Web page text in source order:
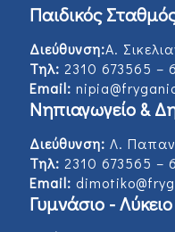
Παιδικός
Διεύθυνση:Α.
Τηλ: 2310 673565 –
Email:
Νηπιαγωγείο &
Διεύθυνση: Λ.
Τηλ: 2310 673565 –
Email:
Γυμνάσιο - Λύκειο